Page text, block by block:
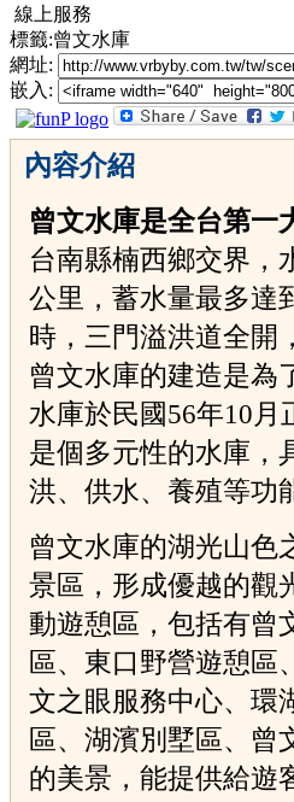
線上服務
標籤:曾文水庫
網址:
嵌入:
內容介紹
曾文水庫是全台第一
台南縣楠西鄉交界，
公里，蓄水量最多達
時，三門溢洪道全開
曾文水庫的建造是為
水庫於民國56年10
是個多元性的水庫，
洪、供水、養殖等功
曾文水庫的湖光山色
景區，形成優越的觀
動遊憩區，包括有曾
區、東口野營遊憩區
文之眼服務中心、環
區、湖濱別墅區、曾
的美景，能提供給遊